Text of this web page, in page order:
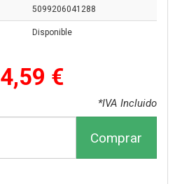
5099206041288
Disponible
4,59 €
*IVA Incluido
Comprar